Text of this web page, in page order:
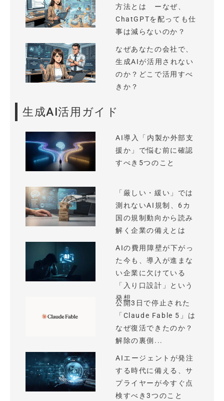
方法とは ーなぜ、
ChatGPTを配っても仕
事は減らないのか？
なぜあなたの会社で、
生成AIが活用されない
のか？どこで活用すべ
きか？
生成AI活用ガイド
AI導入「内製か外部支
援か」で悩む前に確認
すべき5つのこと
「厳しい・緩い」では
測れないAI規制、6カ
国の規制動向から読み
解く企業の備えとは
AIの費用障壁が下がっ
た今も、導入が進まな
い企業に欠けている
「入り口設計」という
発想
公開3日で停止された
「Claude Fable 5」は
なぜ復活できたのか？
解除の裏側...
AIエージェントが発注
する時代に備える、サ
プライヤーが今すぐ点
検すべき3つのこと